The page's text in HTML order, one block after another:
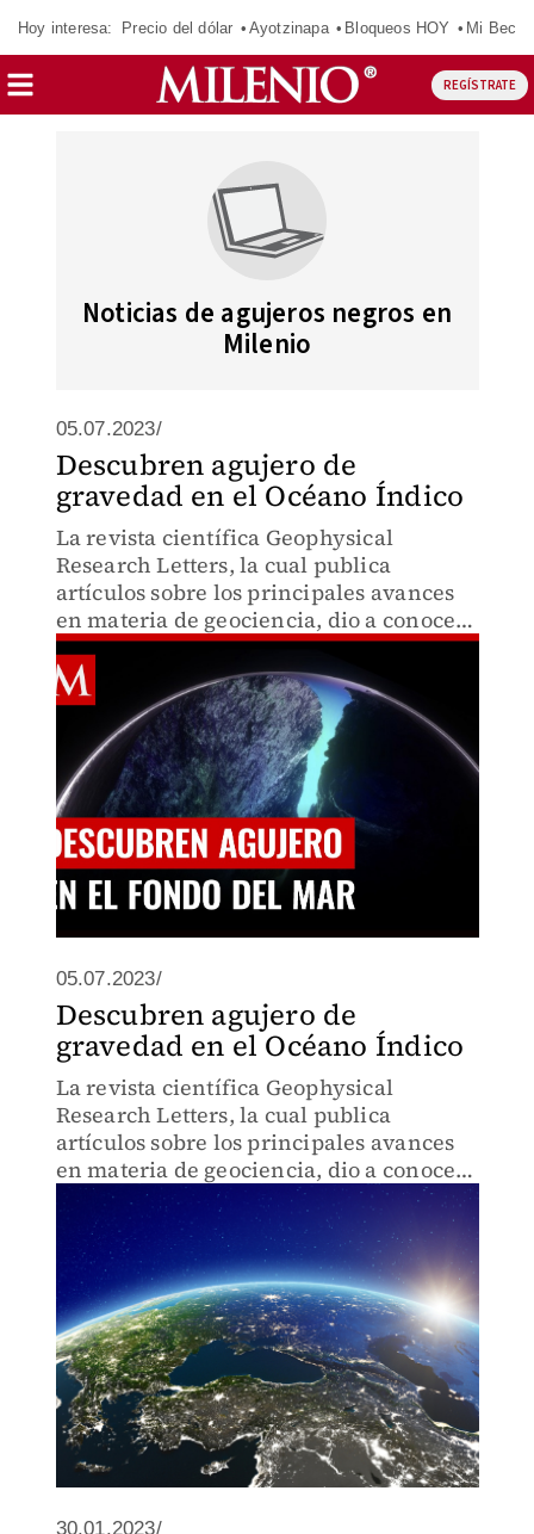
Hoy interesa: Precio del dólar Ayotzinapa Bloqueos HOY Mi Beca
REGÍSTRATE
Noticias de agujeros negros en
Milenio
05.07.2023/
Descubren agujero de
gravedad en el Océano Índico
La revista científica Geophysical
Research Letters, la cual publica
artículos sobre los principales avances
en materia de geociencia, dio a conocer
detalles sobre el agujero de gravedad.
05.07.2023/
Descubren agujero de
gravedad en el Océano Índico
La revista científica Geophysical
Research Letters, la cual publica
artículos sobre los principales avances
en materia de geociencia, dio a conocer
detalles sobre el agujero de gravedad.
30.01.2023/